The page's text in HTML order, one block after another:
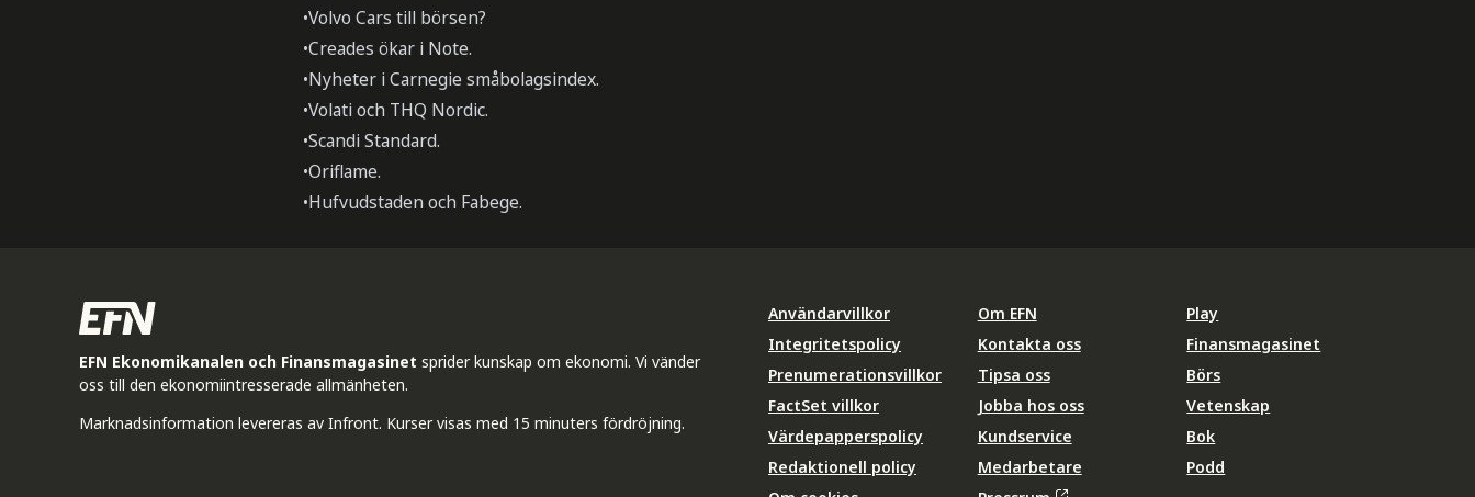
•Volvo Cars till börsen?
•Creades ökar i Note.
•Nyheter i Carnegie småbolagsindex.
•Volati och THQ Nordic.
•Scandi Standard.
•Oriflame.
•Hufvudstaden och Fabege.
EFN Ekonomikanalen och Finansmagasinet sprider kunskap om ekonomi. Vi vänder
oss till den ekonomiintresserade allmänheten.
Marknadsinformation levereras av Infront. Kurser visas med 15 minuters fördröjning.
Användarvillkor
Integritetspolicy
Prenumerationsvillkor
FactSet villkor
Värdepapperspolicy
Redaktionell policy
Om EFN
Kontakta oss
Tipsa oss
Jobba hos oss
Kundservice
Medarbetare
Play
Finansmagasinet
Börs
Vetenskap
Bok
Podd